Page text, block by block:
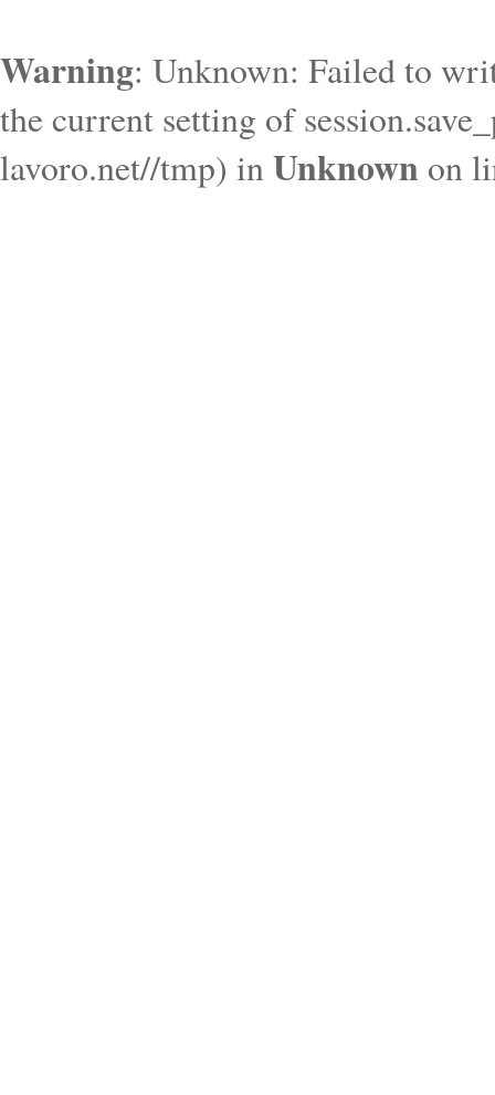
Warning: Unknown: Failed to
the current setting of
lavoro.net//tmp) inUnknown on